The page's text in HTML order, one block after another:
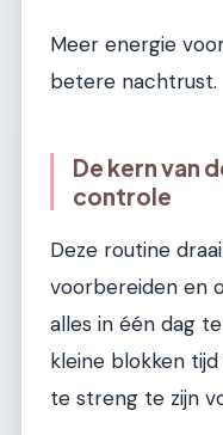
Meer energie
betere nachtrust.
De kern van
controle
Deze routine
voorbereiden en
alles in één dag
kleine blokken
te streng te zijn